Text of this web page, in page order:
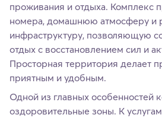
проживания и отдыха. Комплекс
номера, домашнюю атмосферу и
инфраструктуру, позволяющую
отдых с восстановлением сил и
Просторная территория делает
приятным и удобным.
Одной из главных особенностей
оздоровительные зоны. К